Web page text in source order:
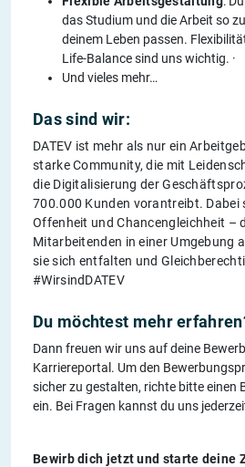
das Studium und die Arbeit so
deinem Leben passen.
Life-Balance sind uns wichtig. ·
Und vieles mehr…
Das sind wir:
DATEV ist mehr als nur ein
starke Community, die mit
die Digitalisierung der
700.000 Kunden vorantreibt. Dabei
Offenheit und Chancengleichheit –
Mitarbeitenden in einer Umgebung
sie sich entfalten und
#WirsindDATEV
Du möchtest mehr
Dann freuen wir uns auf deine
Karriereportal. Um den
sicher zu gestalten, richte bitte einen
ein. Bei Fragen kannst du uns
Bewirb dich jetzt und starte deine